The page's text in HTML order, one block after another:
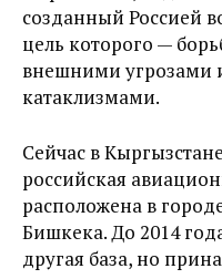
созданный Россией
цель которого —
внешними
катаклизмами.
Сейчас в
российская
расположена в
Бишкека. До 2014
другая база, но